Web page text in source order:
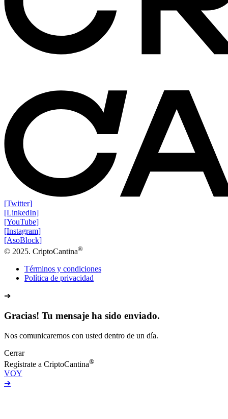
[Twitter]
[LinkedIn]
[YouTube]
[Instagram]
[AsoBlock]
© 2025. CriptoCantina®
Términos y condiciones
Política de privacidad
➔
Gracias! Tu mensaje ha sido enviado.
Nos comunicaremos con usted dentro de un día.
Cerrar
Regístrate a CriptoCantina®
VOY
➔